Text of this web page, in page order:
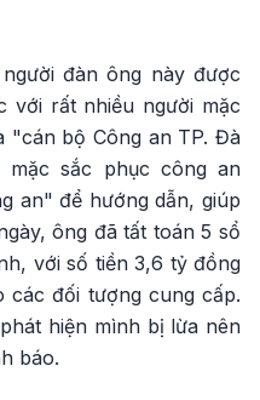
đàn ông này được
với rất nhiều người mặc
"cán bộ Công an TP. Đà
mặc sắc phục công an
an" để hướng dẫn, giúp
ông đã tất toán 5 sổ
với số tiền 3,6 tỷ đồng
các đối tượng cung cấp.
hiện mình bị lừa nên
báo.